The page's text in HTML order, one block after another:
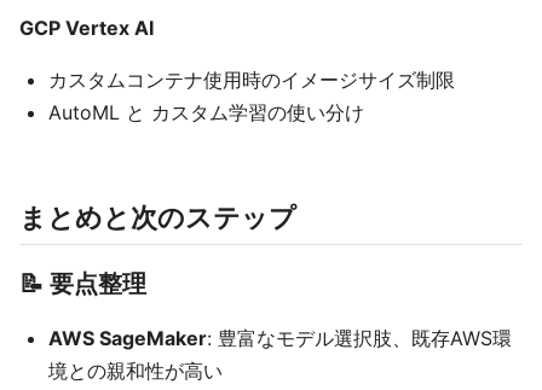
GCP Vertex AI
カスタムコンテナ使用時のイメージサイズ制限
AutoML と カスタム学習の使い分け
まとめと次のステップ
📝 要点整理
AWS SageMaker: 豊富なモデル選択肢、既存AWS環
境との親和性が高い